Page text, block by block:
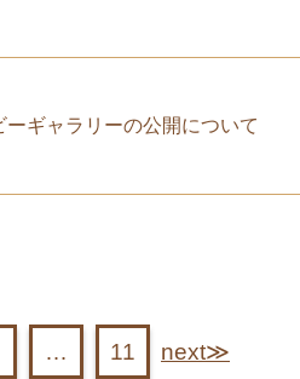
ギャラリーの公開について
… 11 next≫